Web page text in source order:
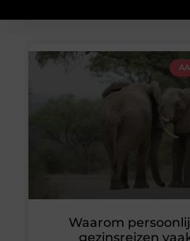
Waarom
gezinsreizen